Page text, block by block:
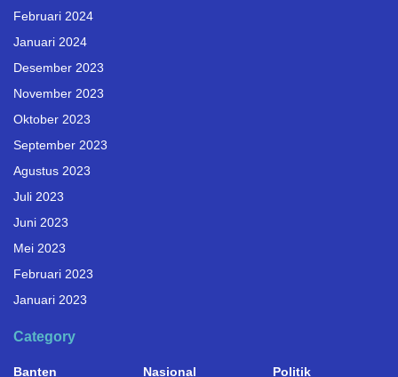
Februari 2024
Januari 2024
Desember 2023
November 2023
Oktober 2023
September 2023
Agustus 2023
Juli 2023
Juni 2023
Mei 2023
Februari 2023
Januari 2023
Category
Banten Nasional Politik